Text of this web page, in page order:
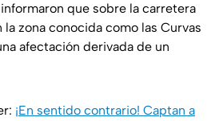
que sobre la carretera
la zona conocida como las Curvas
afectación derivada de un
¡En sentido contrario! Captan a